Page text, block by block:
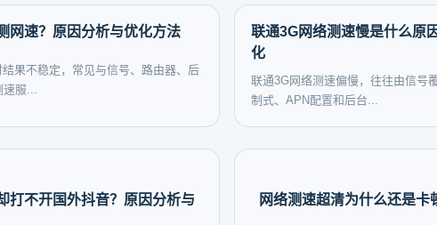
网速？原因分析与优化方法
果不稳定，常见与信号、路由器、后
速服...
联通3G网络测速慢是什么原
化
联通3G网络测速偏慢，往往由信号
制式、APN配置和后台...
打不开国外抖音？原因分析与
网络测速超清为什么还是卡